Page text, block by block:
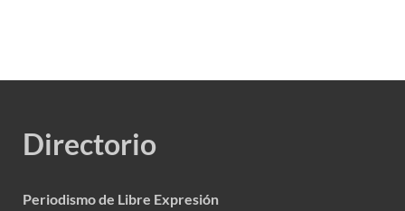
Directorio
Periodismo de Libre Expresión